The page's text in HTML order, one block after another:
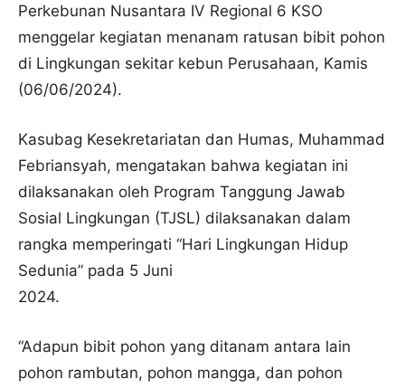
Perkebunan Nusantara IV Regional 6 KSO
menggelar kegiatan menanam ratusan bibit pohon
di Lingkungan sekitar kebun Perusahaan, Kamis
(06/06/2024).
Kasubag Kesekretariatan dan Humas, Muhammad
Febriansyah, mengatakan bahwa kegiatan ini
dilaksanakan oleh Program Tanggung Jawab
Sosial Lingkungan (TJSL) dilaksanakan dalam
rangka memperingati “Hari Lingkungan Hidup
Sedunia” pada 5 Juni
2024.
“Adapun bibit pohon yang ditanam antara lain
pohon rambutan, pohon mangga, dan pohon